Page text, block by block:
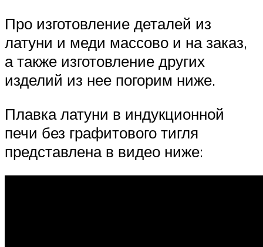
Про изготовление деталей из
латуни и меди массово и на заказ,
а также изготовление других
изделий из нее погорим ниже.
Плавка латуни в индукционной
печи без графитового тигля
представлена в видео ниже: